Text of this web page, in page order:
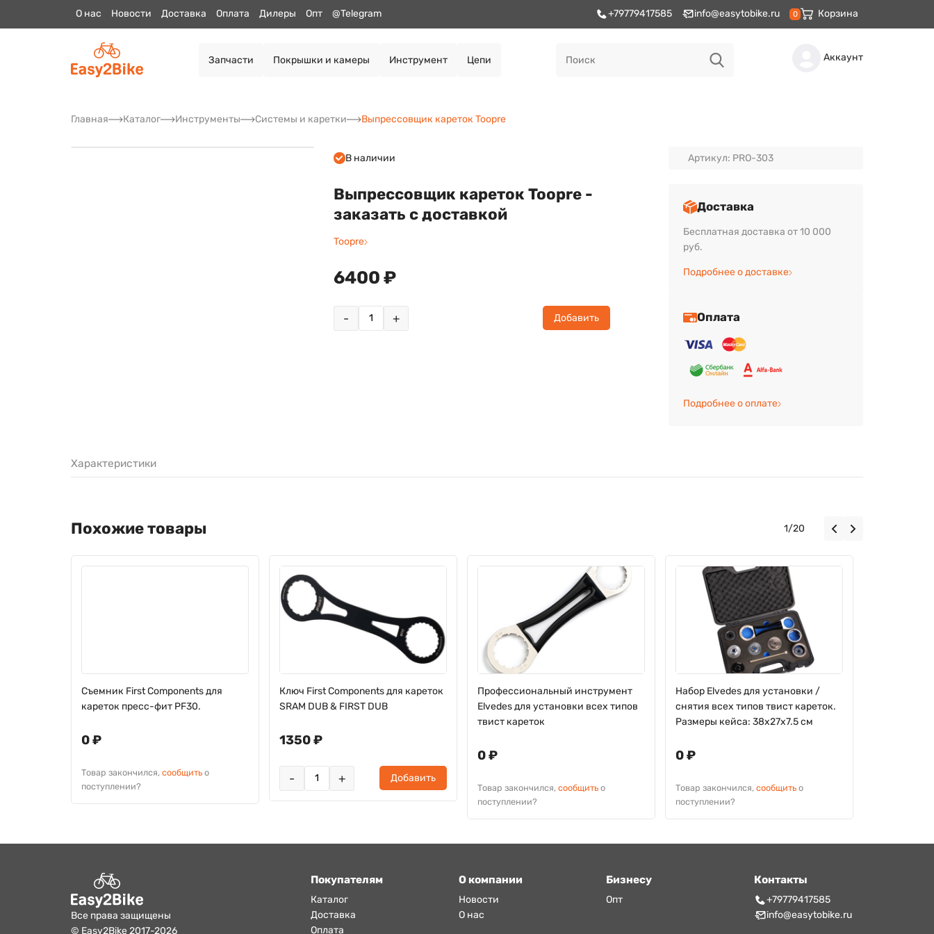
О нас Новости Доставка Оплата Дилеры Опт @Telegram +79779417585 info@easytobike.ru 0 Корзина
Запчасти Покрышки и камеры Инструмент Цепи Аккаунт
Главная Каталог Инструменты Системы и каретки Выпрессовщик кареток Toopre
В наличии Артикул: PRO-303
Выпрессовщик кареток Toopre -
заказать с доставкой
Toopre
6400 ₽
- + Добавить
Доставка
Бесплатная доставка от 10 000
руб.
Подробнее о доставке
Оплата
Подробнее о оплате
Характеристики
Похожие товары 1/20
Съемник First Components для
кареток пресс-фит PF30.
0 ₽
Товар закончился, сообщить о
поступлении?
Ключ First Components для кареток
SRAM DUB & FIRST DUB
1350 ₽
- + Добавить
Профессиональный инструмент
Elvedes для установки всех типов
твист кареток
0 ₽
Товар закончился, сообщить о
поступлении?
Набор Elvedes для установки /
снятия всех типов твист кареток.
Размеры кейса: 38х27х7.5 см
0 ₽
Товар закончился, сообщить о
поступлении?
Все права защищены
© Easy2Bike 2017-2026
Покупателям
Каталог
Доставка
Оплата
О компании
Новости
О нас
Бизнесу
Опт
Контакты
+79779417585
info@easytobike.ru